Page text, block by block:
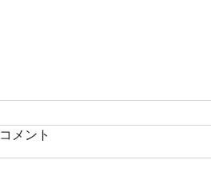
selfcareSupportは薬局機能を
コメント